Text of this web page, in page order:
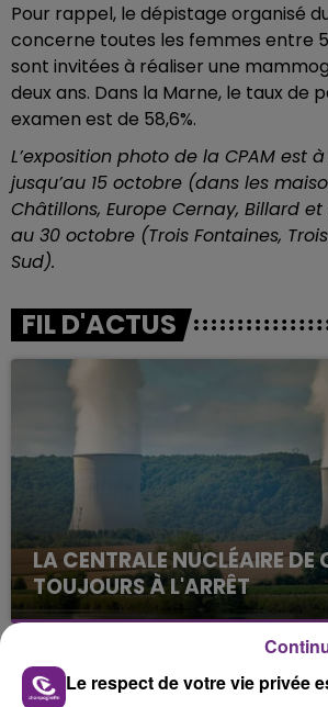
Pour rappel, le dépistage organisé
concerne toutes les femmes entre
sont invitées à réaliser une
deux ans. Dans la Marne, le taux de
examen est de 58,6%.
L’exposition photo de la CPAM est
jusqu’au 15 octobre (dans les
Châtillons, Europe Cernay, Billard
au 30 octobre (Trois Fontaines,
Sud).
FIL D'ACTUS
LA CENTRALE NUCLÉAIRE DE
TOUJOURS À L'ARRÊT
Cela fait déjà une semaine que la
nucléaire ardennaise est à
justifiée par la sécheresse intense
présente.
Le respect de votre vie privée